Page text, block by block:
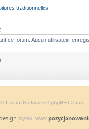
traditionnelles
ce forum: Aucun utilisateur
® Forum Software © phpBB Group
styles, www